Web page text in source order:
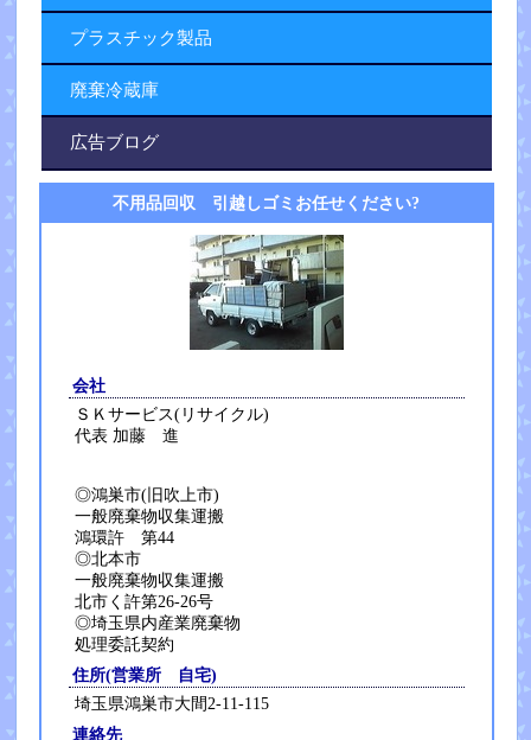
プラスチック製品
廃棄冷蔵庫
広告ブログ
不用品回収 引越しゴミお任せください?
会社
ＳＫサービス(リサイクル)
代表 加藤 進
◎鴻巣市(旧吹上市)
一般廃棄物収集運搬
鴻環許 第44
◎北本市
一般廃棄物収集運搬
北市く許第26-26号
◎埼玉県内産業廃棄物
処理委託契約
住所(営業所 自宅)
埼玉県鴻巣市大間2-11-115
連絡先